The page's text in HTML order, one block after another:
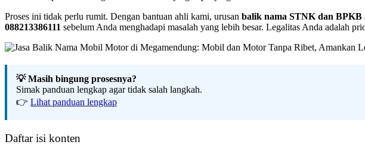
Proses ini tidak perlu rumit. Dengan bantuan ahli kami, urusan balik nama STNK dan BPKB
088213386111 sebelum Anda menghadapi masalah yang lebih besar. Legalitas Anda adalah
💡 Masih bingung prosesnya?
Simak panduan lengkap agar tidak salah langkah.
👉 Lihat panduan lengkap
Daftar isi konten